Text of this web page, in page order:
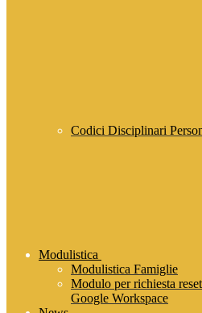
Codici Disciplinari
Modulistica
Modulistica Famiglie
Modulo per richiesta
Google Workspace